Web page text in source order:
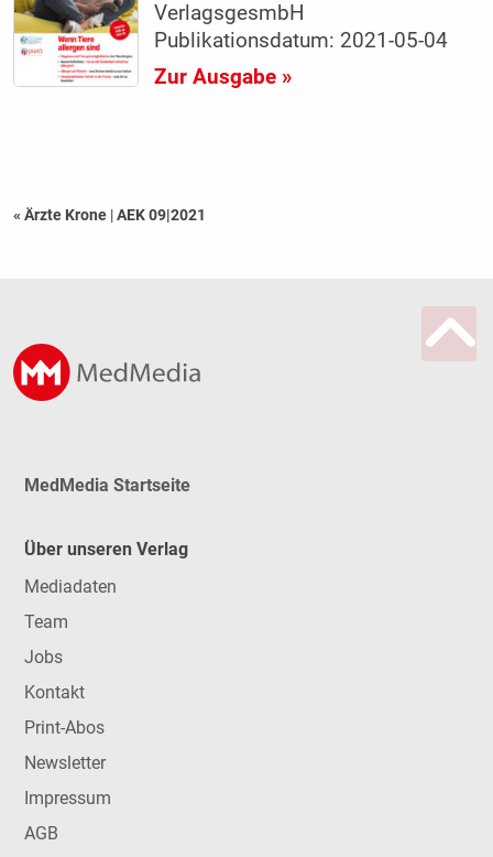
VerlagsgesmbH
Publikationsdatum: 2021-05-04
Zur Ausgabe »
« Ärzte Krone |AEK 09|2021
MedMedia Startseite
Über unseren Verlag
Mediadaten
Team
Jobs
Kontakt
Print-Abos
Newsletter
Impressum
AGB